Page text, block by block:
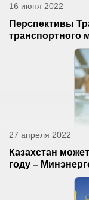
16 июня 2022
Перспективы
транспортного
27 апреля 2022
Казахстан
году –